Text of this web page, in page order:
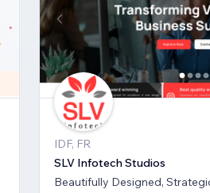
IDF, FR
SLV Infotech Studios
Beautifully Designed,